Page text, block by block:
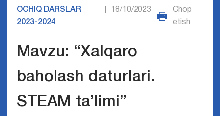
OCHIQ DARSLAR
2023-2024
18/10/2023
Chop
etish
Mavzu: “Xalqaro
baholash daturlari.
STEAM ta’limi”